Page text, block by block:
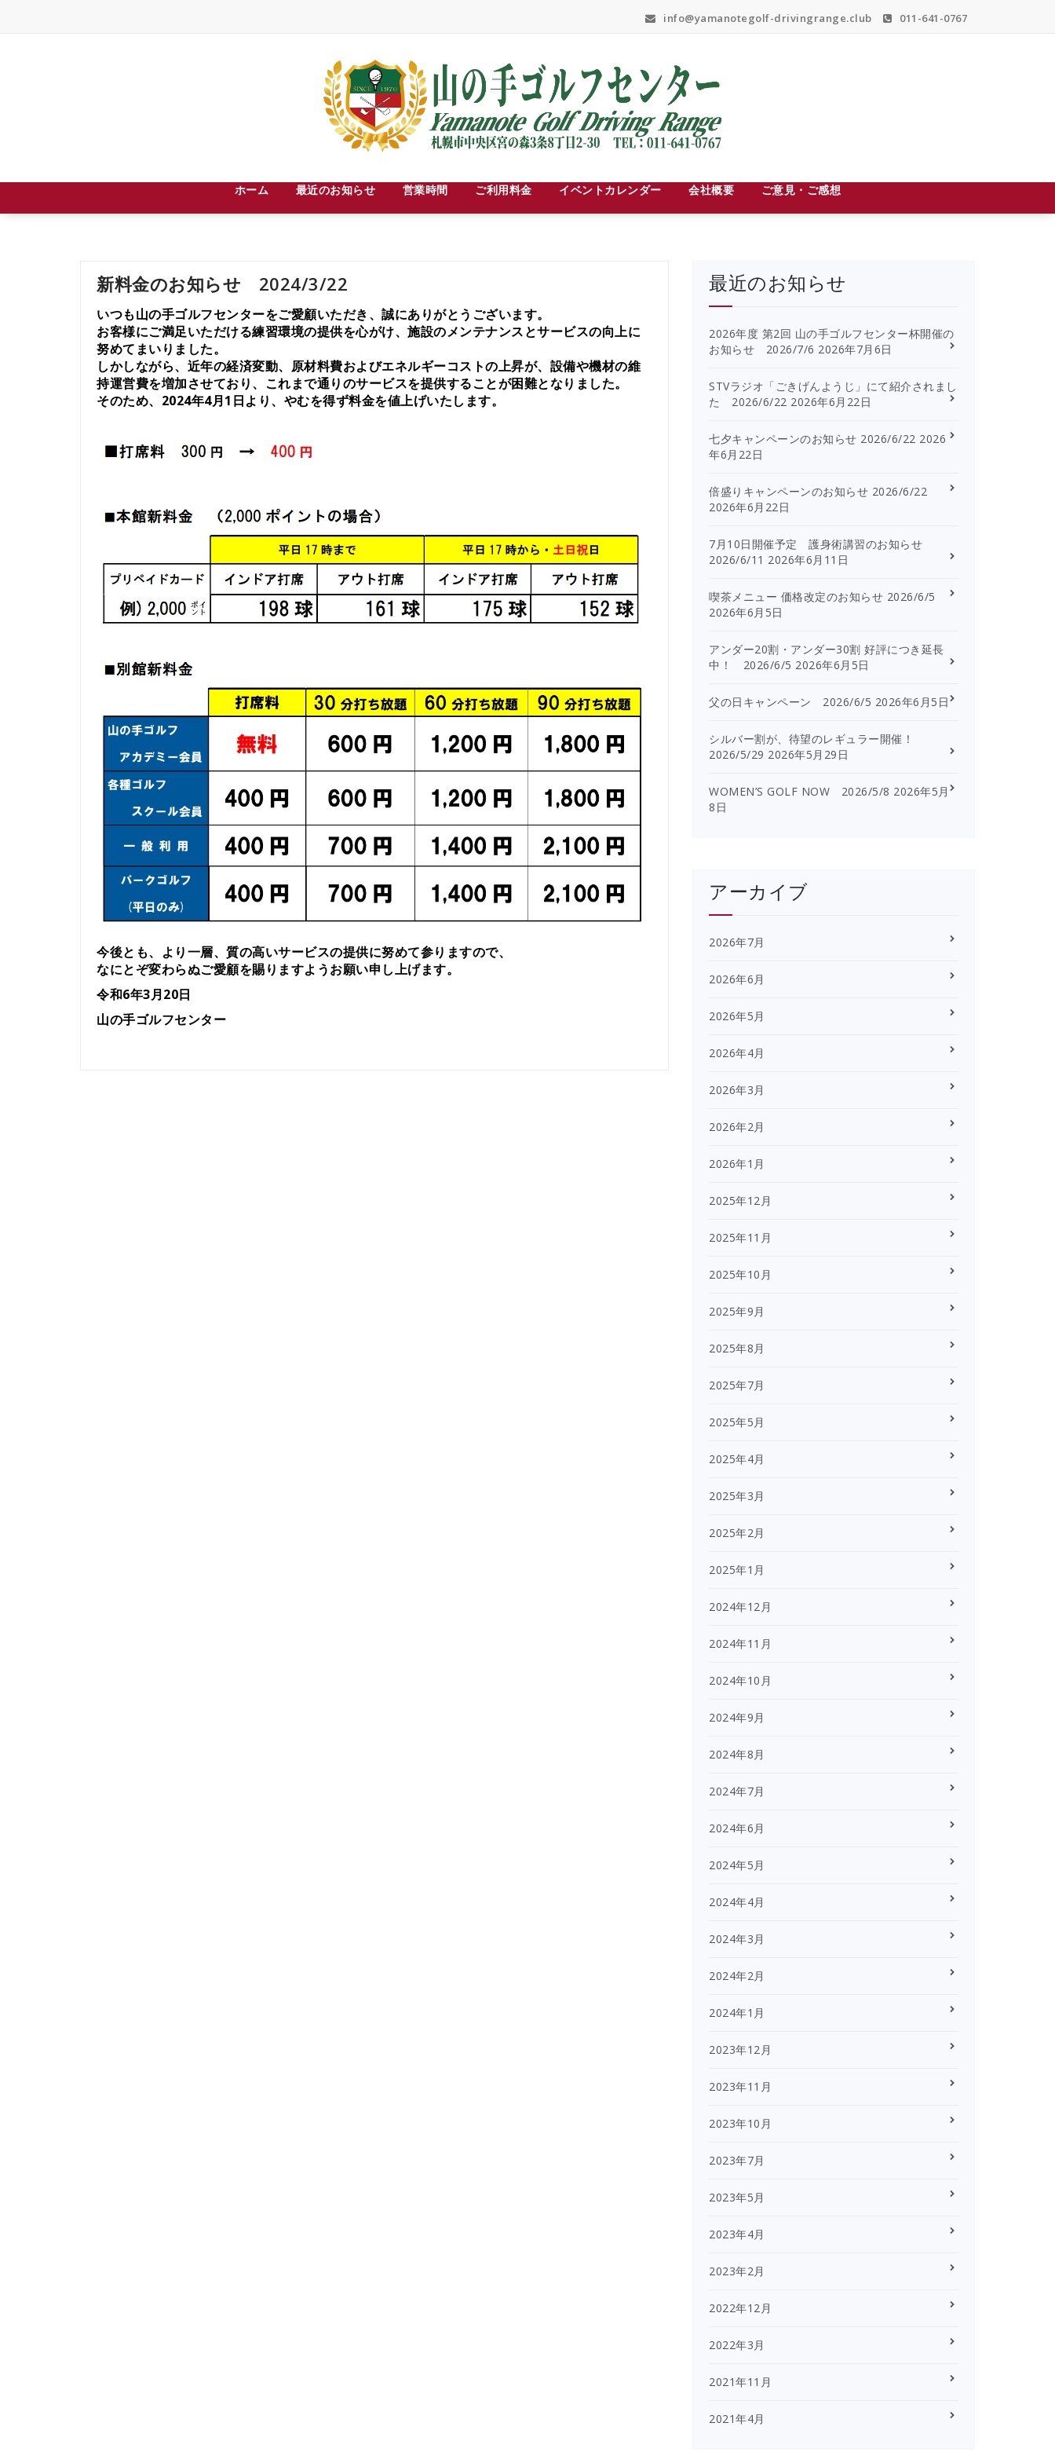
content
info@yamanotegolf-drivingrange.club 011-641-0767
ホーム 最近のお知らせ 営業時間 ご利用料金 イベントカレンダー 会社概要 ご意見・ご感想
新料金のお知らせ 2024/3/22
いつも山の手ゴルフセンターをご愛顧いただき、誠にありがとうございます。
お客様にご満足いただける練習環境の提供を心がけ、施設のメンテナンスとサービスの向上に
努めてまいりました。
しかしながら、近年の経済変動、原材料費およびエネルギーコストの上昇が、設備や機材の維
持運営費を増加させており、これまで通りのサービスを提供することが困難となりました。
そのため、 2024年4月1日より、やむを得ず料金を値上げいたします。
今後とも、より一層、質の高いサービスの提供に努めて参りますので、
なにとぞ変わらぬご愛顧を賜りますようお願い申し上げます。
令和6年3月20日
山の手ゴルフセンター
最近のお知らせ
2026年度 第2回 山の手ゴルフセンター杯開催の
お知らせ 2026/7/6 2026年7月6日
STVラジオ「ごきげんようじ」にて紹介されまし
た 2026/6/22 2026年6月22日
七夕キャンペーンのお知らせ 2026/6/22 2026
年6月22日
倍盛りキャンペーンのお知らせ 2026/6/22
2026年6月22日
7月10日開催予定 護身術講習のお知らせ
2026/6/11 2026年6月11日
喫茶メニュー 価格改定のお知らせ 2026/6/5
2026年6月5日
アンダー20割・アンダー30割 好評につき延長
中！ 2026/6/5 2026年6月5日
父の日キャンペーン 2026/6/5 2026年6月5日
シルバー割が、待望のレギュラー開催！
2026/5/29 2026年5月29日
WOMEN’S GOLF NOW 2026/5/8 2026年5月
8日
アーカイブ
2026年7月
2026年6月
2026年5月
2026年4月
2026年3月
2026年2月
2026年1月
2025年12月
2025年11月
2025年10月
2025年9月
2025年8月
2025年7月
2025年5月
2025年4月
2025年3月
2025年2月
2025年1月
2024年12月
2024年11月
2024年10月
2024年9月
2024年8月
2024年7月
2024年6月
2024年5月
2024年4月
2024年3月
2024年2月
2024年1月
2023年12月
2023年11月
2023年10月
2023年7月
2023年5月
2023年4月
2023年2月
2022年12月
2022年3月
2021年11月
2021年4月